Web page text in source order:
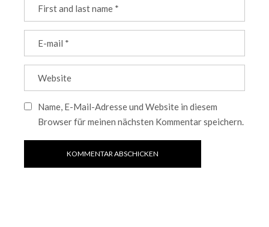
Name, E-Mail-Adresse und Website in diesem
Browser für meinen nächsten Kommentar speichern.
KOMMENTAR ABSCHICKEN